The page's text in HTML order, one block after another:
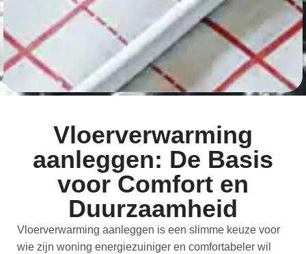
Vloerverwarming
aanleggen: De Basis
voor Comfort en
Duurzaamheid
Vloerverwarming aanleggen is een slimme keuze voor
wie zijn woning energiezuiniger en comfortabeler wil